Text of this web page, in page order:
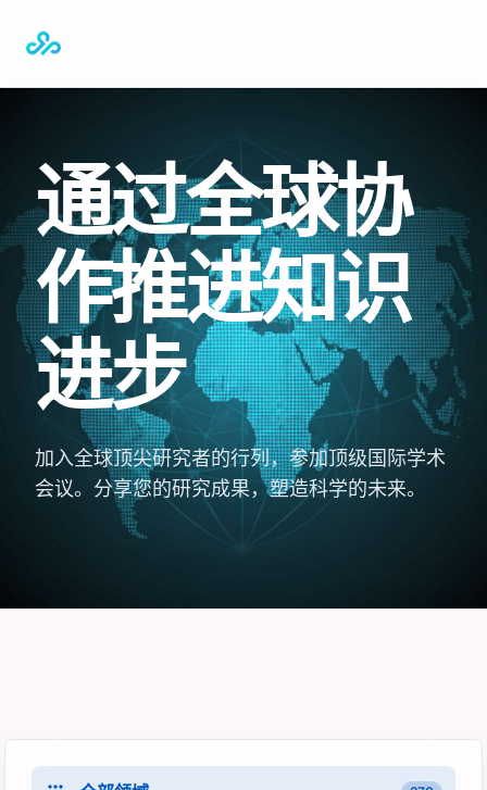
通过全球协
作推进知识
进步
加入全球顶尖研究者的行列，参加顶级国际学术
会议。分享您的研究成果，塑造科学的未来。